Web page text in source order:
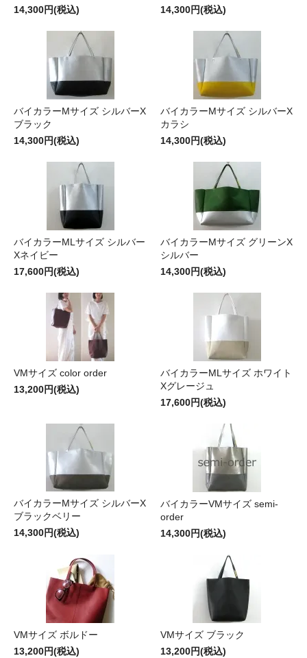
14,300円(税込)
14,300円(税込)
バイカラーMサイズ シルバーX
ブラック
14,300円(税込)
バイカラーMサイズ シルバーX
カラシ
14,300円(税込)
バイカラーMLサイズ シルバー
Xネイビー
17,600円(税込)
バイカラーMサイズ グリーンX
シルバー
14,300円(税込)
VMサイズ color order
13,200円(税込)
バイカラーMLサイズ ホワイト
Xグレージュ
17,600円(税込)
バイカラーMサイズ シルバーX
ブラックベリー
14,300円(税込)
バイカラーVMサイズ semi-
order
14,300円(税込)
VMサイズ ボルドー
13,200円(税込)
VMサイズ ブラック
13,200円(税込)